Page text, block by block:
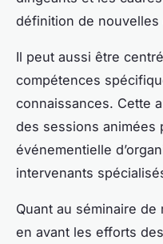
définition de nouvelles
Il peut aussi être
compétences
connaissances. Cette
des sessions animées
événementielle
intervenants
Quant au séminaire
en avant les efforts